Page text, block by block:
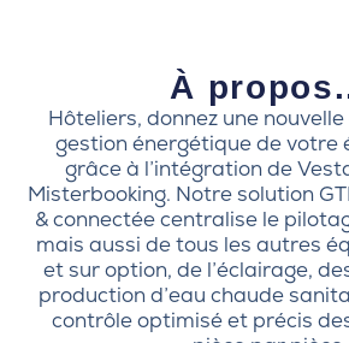
À
Hôteliers, donnez une
gestion énergétique de votre
grâce à l’intégration de
Misterbooking. Notre solution
& connectée centralise le
mais aussi de tous les autres
et sur option, de l’éclairage,
production d’eau chaude
contrôle optimisé et précis